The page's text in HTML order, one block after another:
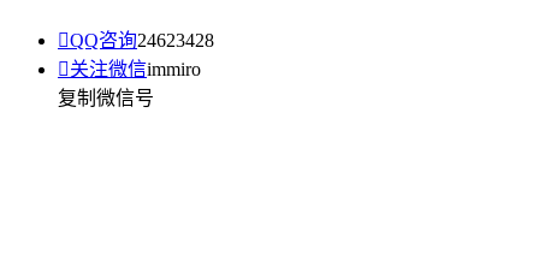
QQ咨询24623428
关注微信immiro
复制微信号